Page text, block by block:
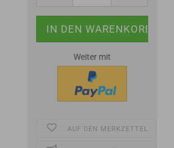
Weiter mit
AUF DEN MERKZETTEL